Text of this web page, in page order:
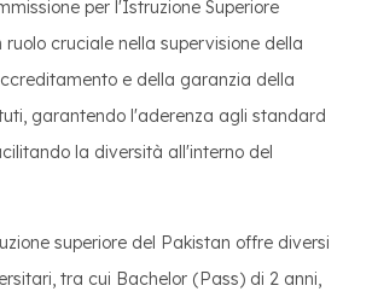
per l'Istruzione Superiore
ruolo cruciale nella supervisione della
e della garanzia della
garantendo l'aderenza agli standard
la diversità all'interno del
superiore del Pakistan offre diversi
tra cui Bachelor (Pass) di 2 anni,